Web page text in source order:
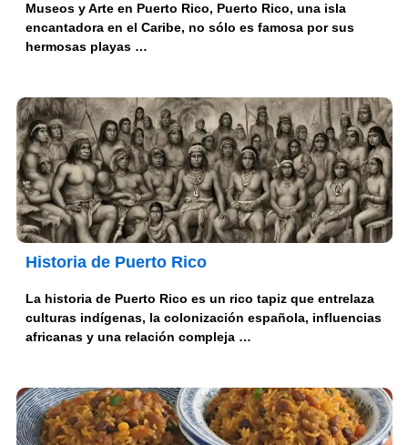
Museos y Arte en Puerto Rico, Puerto Rico, una isla
encantadora en el Caribe, no sólo es famosa por sus
hermosas playas …
Historia de Puerto Rico
La historia de Puerto Rico es un rico tapiz que entrelaza
culturas indígenas, la colonización española, influencias
africanas y una relación compleja …